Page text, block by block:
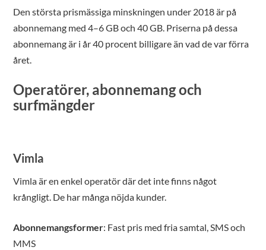
Den största prismässiga minskningen under 2018 är på
abonnemang med 4–6 GB och 40 GB. Priserna på dessa
abonnemang är i år 40 procent billigare än vad de var förra
året.
Operatörer, abonnemang och
surfmängder
Vimla
Vimla är en enkel operatör där det inte finns något
krångligt. De har många nöjda kunder.
Abonnemangsformer: Fast pris med fria samtal, SMS och
MMS